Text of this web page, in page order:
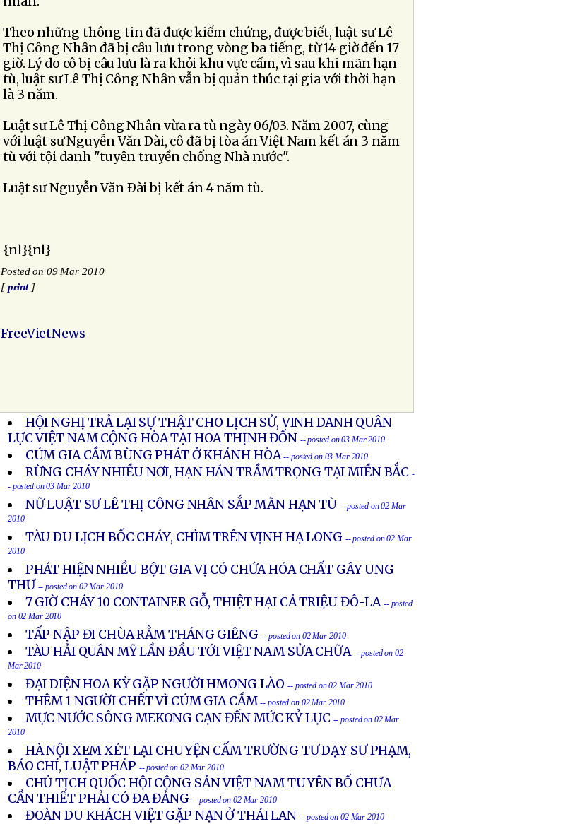
Theo những thông tin đã được kiểm chứng, được biết, luật sư Lê
Thị Công Nhân đã bị câu lưu trong vòng ba tiếng, từ 14 giờ đến 17
giờ. Lý do cô bị câu lưu là ra khỏi khu vực cấm, vì sau khi mãn hạn
tù, luật sư Lê Thị Công Nhân vẫn bị quản thúc tại gia với thời hạn
là 3 năm.
Luật sư Lê Thị Công Nhân vừa ra tù ngày 06/03. Năm 2007, cùng
với luật sư Nguyễn Văn Ðài, cô đã bị tòa án Việt Nam kết án 3 năm
tù với tội danh "tuyên truyền chống Nhà nước".
Luật sư Nguyễn Văn Ðài bị kết án 4 năm tù.
{nl}{nl}
Posted on 09 Mar 2010
[print]
FreeVietNews
HỘI NGHỊ TRẢ LẠI SỰ THẬT CHO LỊCH SỬ, VINH DANH QUÂN
LỰC VIỆT NAM CỘNG HÒA TẠI HOA THỊNH ĐỐN -- posted on 03 Mar 2010
CÚM GIA CẦM BÙNG PHÁT Ở KHÁNH HÒA -- posted on 03 Mar 2010
RỪNG CHÁY NHIỀU NƠI, HẠN HÁN TRẦM TRỌNG TẠI MIỀN BẮC -
- posted on 03 Mar 2010
NỮ LUẬT SƯ LÊ THỊ CÔNG NHÂN SẮP MÃN HẠN TÙ -- posted on 02 Mar
2010
TÀU DU LỊCH BỐC CHÁY, CHÌM TRÊN VỊNH HẠ LONG -- posted on 02 Mar
2010
PHÁT HIỆN NHIỀU BỘT GIA VỊ CÓ CHỨA HÓA CHẤT GÂY UNG
THƯ -- posted on 02 Mar 2010
7 GIỜ CHÁY 10 CONTAINER GỖ, THIỆT HẠI CẢ TRIỆU ĐÔ-LA -- posted
on 02 Mar 2010
TẤP NẬP ĐI CHÙA RẰM THÁNG GIÊNG -- posted on 02 Mar 2010
TÀU HẢI QUÂN MỸ LẦN ĐẦU TỚI VIỆT NAM SỬA CHỮA -- posted on 02
Mar 2010
ĐẠI DIỆN HOA KỲ GẶP NGƯỜI HMONG LÀO -- posted on 02 Mar 2010
THÊM 1 NGƯỜI CHẾT VÌ CÚM GIA CẦM -- posted on 02 Mar 2010
MỰC NƯỚC SÔNG MEKONG CẠN ĐẾN MỨC KỶ LỤC -- posted on 02 Mar
2010
HÀ NỘI XEM XÉT LẠI CHUYỆN CẤM TRƯỜNG TƯ DẠY SƯ PHẠM,
BÁO CHÍ, LUẬT PHÁP -- posted on 02 Mar 2010
CHỦ TỊCH QUỐC HỘI CỘNG SẢN VIỆT NAM TUYÊN BỐ CHƯA
CẦN THIẾT PHẢI CÓ ĐA ĐẢNG -- posted on 02 Mar 2010
ĐOÀN DU KHÁCH VIỆT GẶP NẠN Ở THÁI LAN -- posted on 02 Mar 2010